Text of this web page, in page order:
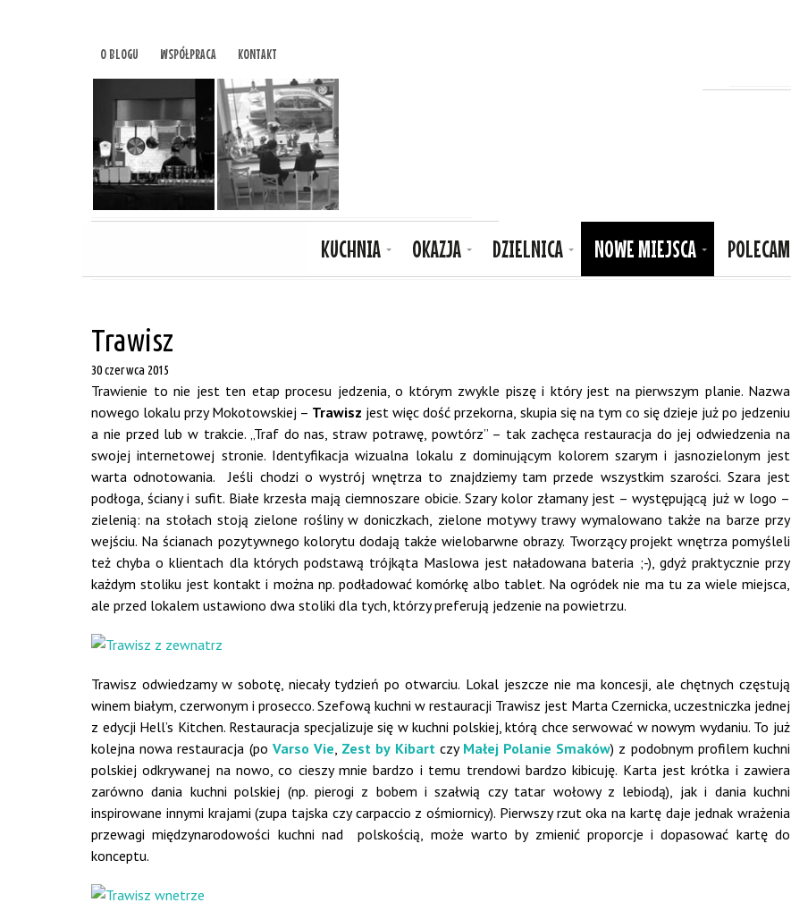
O BLOGU WSPÓŁPRACA KONTAKT
KUCHNIA OKAZJA DZIELNICA NOWE MIEJSCA POLECAM
Trawisz
30 czerwca 2015
Trawienie to nie jest ten etap procesu jedzenia, o którym zwykle piszę i który jest na pierwszym planie. Nazwa
nowego lokalu przy Mokotowskiej – Trawisz jest więc dość przekorna, skupia się na tym co się dzieje już po jedzeniu
a nie przed lub w trakcie. „Traf do nas, straw potrawę, powtórz” – tak zachęca restauracja do jej odwiedzenia na
swojej internetowej stronie. Identyfikacja wizualna lokalu z dominującym kolorem szarym i jasnozielonym jest
warta odnotowania. Jeśli chodzi o wystrój wnętrza to znajdziemy tam przede wszystkim szarości. Szara jest
podłoga, ściany i sufit. Białe krzesła mają ciemnoszare obicie. Szary kolor złamany jest – występującą już w logo –
zielenią: na stołach stoją zielone rośliny w doniczkach, zielone motywy trawy wymalowano także na barze przy
wejściu. Na ścianach pozytywnego kolorytu dodają także wielobarwne obrazy. Tworzący projekt wnętrza pomyśleli
też chyba o klientach dla których podstawą trójkąta Maslowa jest naładowana bateria ;-), gdyż praktycznie przy
każdym stoliku jest kontakt i można np. podładować komórkę albo tablet. Na ogródek nie ma tu za wiele miejsca,
ale przed lokalem ustawiono dwa stoliki dla tych, którzy preferują jedzenie na powietrzu.
Trawisz odwiedzamy w sobotę, niecały tydzień po otwarciu. Lokal jeszcze nie ma koncesji, ale chętnych częstują
winem białym, czerwonym i prosecco. Szefową kuchni w restauracji Trawisz jest Marta Czernicka, uczestniczka jednej
z edycji Hell’s Kitchen. Restauracja specjalizuje się w kuchni polskiej, którą chce serwować w nowym wydaniu. To już
kolejna nowa restauracja (po Varso Vie, Zest by Kibartczy Małej Polanie Smaków) z podobnym profilem kuchni
polskiej odkrywanej na nowo, co cieszy mnie bardzo i temu trendowi bardzo kibicuję. Karta jest krótka i zawiera
zarówno dania kuchni polskiej (np. pierogi z bobem i szałwią czy tatar wołowy z lebiodą), jak i dania kuchni
inspirowane innymi krajami (zupa tajska czy carpaccio z ośmiornicy). Pierwszy rzut oka na kartę daje jednak wrażenia
przewagi międzynarodowości kuchni nad polskością, może warto by zmienić proporcje i dopasować kartę do
konceptu.